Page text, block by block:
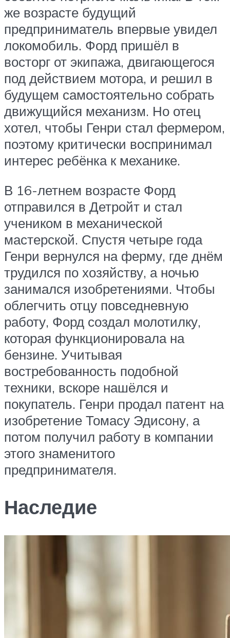
же возрасте будущий
предприниматель впервые увидел
локомобиль. Форд пришёл в
восторг от экипажа, двигающегося
под действием мотора, и решил в
будущем самостоятельно собрать
движущийся механизм. Но отец
хотел, чтобы Генри стал фермером,
поэтому критически воспринимал
интерес ребёнка к механике.
В 16-летнем возрасте Форд
отправился в Детройт и стал
учеником в механической
мастерской. Спустя четыре года
Генри вернулся на ферму, где днём
трудился по хозяйству, а ночью
занимался изобретениями. Чтобы
облегчить отцу повседневную
работу, Форд создал молотилку,
которая функционировала на
бензине. Учитывая
востребованность подобной
техники, вскоре нашёлся и
покупатель. Генри продал патент на
изобретение Томасу Эдисону, а
потом получил работу в компании
этого знаменитого
предпринимателя.
Наследие